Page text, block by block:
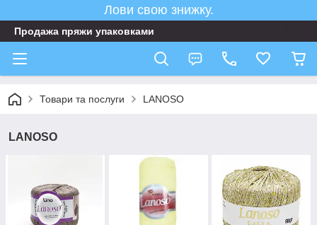
Лови свою знижку.
Продажа пряжи упаковками
Товари та послуги LANOSO
LANOSO